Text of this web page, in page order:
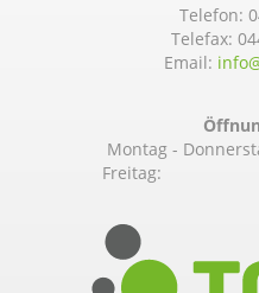
Telefon:
Telefax:
Email:
Montag -
Freitag: